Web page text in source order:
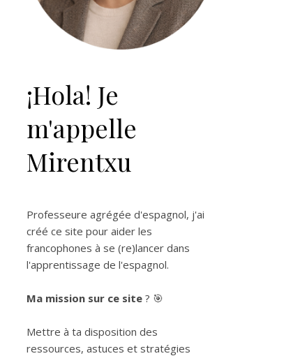
¡Hola! Je
m'appelle
Mirentxu
Professeure agrégée d'espagnol, j'ai
créé ce site pour aider les
francophones à se (re)lancer dans
l'apprentissage de l'espagnol.
Ma mission sur ce site ? 🎯
Mettre à ta disposition des
ressources, astuces et stratégies